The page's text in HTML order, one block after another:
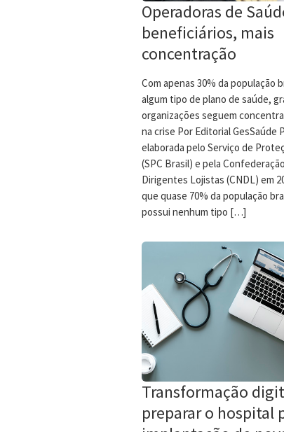
Operadoras de
beneficiários, mais
concentração
Com apenas 30% da população
algum tipo de plano de saúde,
organizações seguem
na crise Por Editorial GesSaúde
elaborada pelo Serviço de
(SPC Brasil) e pela
Dirigentes Lojistas (CNDL) em
que quase 70% da população
possui nenhum tipo […]
Transformação
preparar o hospital